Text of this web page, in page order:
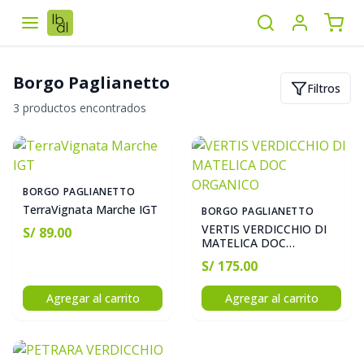
Borgo Paglianetto
3 productos encontrados
Filtros
BORGO PAGLIANETTO
TerraVignata Marche IGT
S/ 89.00
Agregar al carrito
BORGO PAGLIANETTO
VERTIS VERDICCHIO DI
MATELICA DOC
S/ 175.00
Agregar al carrito